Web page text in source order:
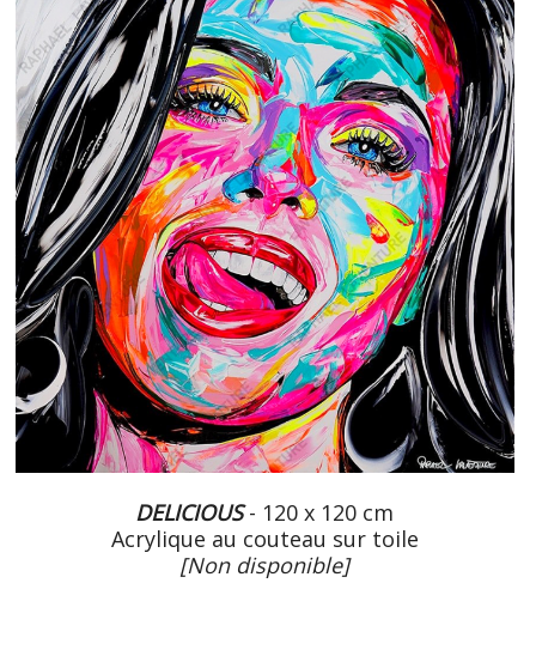
DELICIOUS- 120 x 120 cm
Acrylique au couteau sur toile
[Non disponible]